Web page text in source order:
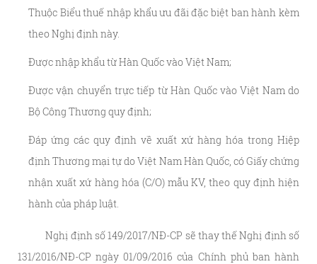
Thuộc Biểu thuế nhập khẩu ưu đãi đặc biệt ban hành kèm
theo Nghị định này.
Được nhập khẩu từ Hàn Quốc vào Việt Nam;
Được vận chuyển trực tiếp từ Hàn Quốc vào Việt Nam do
Bộ Công Thương quy định;
Đáp ứng các quy định về xuất xứ hàng hóa trong Hiệp
định Thương mại tự do Việt Nam Hàn Quốc, có Giấy chứng
nhận xuất xứ hàng hóa (C/O) mẫu KV, theo quy định hiện
hành của pháp luật.
Nghị định số 149/2017/NĐ-CP sẽ thay thế Nghị định số
131/2016/NĐ-CP ngày 01/09/2016 của Chính phủ ban hành